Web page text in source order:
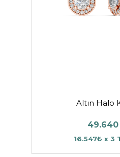
Altın Halo
16.547₺ x 3